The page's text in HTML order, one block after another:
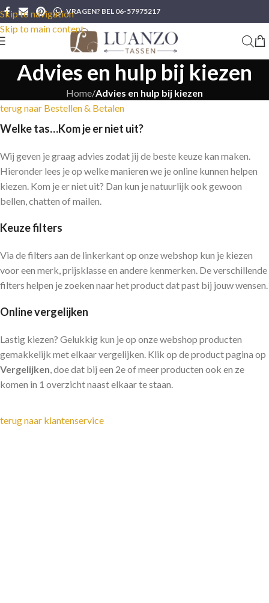
Skip to navigation
Skip to main content
VRAGEN? BEL 06-57975217
Advies en hulp bij kiezen
Home/Advies en hulp bij kiezen
terug naar Bestellen & Betalen
Welke tas…Kom je er niet uit?
Wij geven je graag advies zodat jij de beste keuze kan maken.
Hieronder lees je op welke manieren we je online kunnen helpen
kiezen. Kom je er niet uit? Dan kun je natuurlijk ook gewoon
bellen, chatten of mailen.
Keuze filters
Via de filters aan de linkerkant op onze webshop kun je kiezen
voor een merk, prijsklasse en andere kenmerken. De verschillende
filters helpen je zoeken naar het product dat past bij jouw wensen.
Online vergelijken
Lastig kiezen? Gelukkig kun je op onze webshop producten
gemakkelijk met elkaar vergelijken. Klik op de product pagina op
Vergelijken, doe dat bij een 2e of meer producten ook en ze
komen in 1 overzicht naast elkaar te staan.
terug naar klantenservice